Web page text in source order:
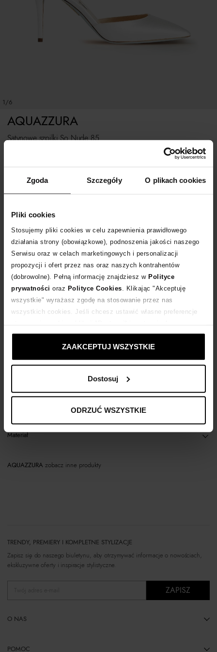
Zgoda Szczegóły O plikach cookies
Pliki cookies
Stosujemy pliki cookies w celu zapewnienia prawidłowego
działania strony (obowiązkowe), podnoszenia jakości naszego
Serwisu oraz w celach marketingowych i personalizacji
propozycji i ofert przez nas oraz naszych kontrahentów
(dobrowolne). Pełną informację znajdziesz w Polityce
prywatności oraz Polityce Cookies . Klikając "Akceptuję
wszystkie" wyrażasz zgodę na stosowanie przez nas
wszystkich cookies. Jeśli chcesz ustawić własne preferencje
ustawienia prywatności.
ZAAKCEPTUJ WSZYSTKIE
Dostosuj
ODRZUĆ WSZYSTKIE
1/6
Satynowe szpilki So Nude 85
AQUAZZURA
Rozmiarówka standardowa.
Tabela rozmiarów
POWIADOM O DOSTAWIE
Dostawa od 0 zł
14 dni na zwrot towaru
Kup teraz, Zapłać później!
Materiał
AQUAZZURA zobacz inne produkty
TRENDY, PREMIERY I KOMPLETNE STYLIZACJE
Zapisz się do naszego biuletynu, aby otrzymywać informacje o nowościach,
ekskluzywne oferty i inspiracje stylistyczne.
ZAPISZ
O NAS
POMOC